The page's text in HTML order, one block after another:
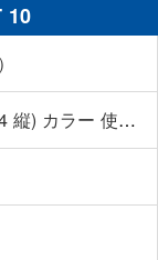
10
請求書 (インボイス対応/自動計算/A4 縦) カラー 使い方解説あり